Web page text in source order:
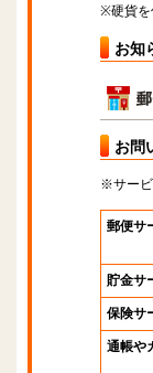
※硬貨を
お知
お問
※サービ
郵便サ
貯金サ
保険サ
通帳や